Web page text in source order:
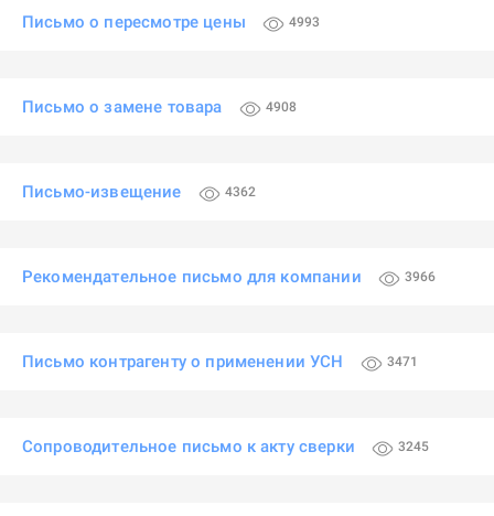
Письмо о пересмотре цены 4993
Письмо о замене товара 4908
Письмо-извещение 4362
Рекомендательное письмо для компании 3966
Письмо контрагенту о применении УСН 3471
Сопроводительное письмо к акту сверки 3245